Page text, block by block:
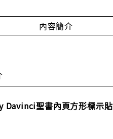
內容簡介
Davinci聖書內頁方形標示貼